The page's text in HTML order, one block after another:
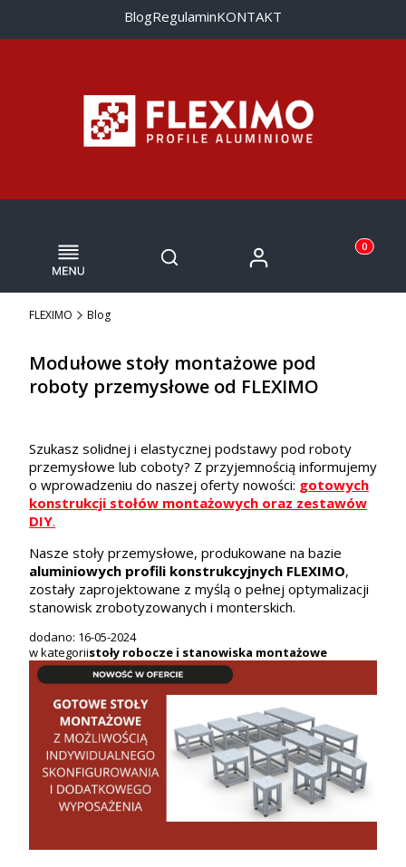
BlogRegulaminKONTAKT
Menu Otwórz wyszukiwarkę
Szukaj Zaloguj się Produkty
Koszyk
FLEXIMO Blog
Modułowe stoły montażowe pod
roboty przemysłowe od FLEXIMO
Szukasz solidnej i elastycznej podstawy pod roboty
przemysłowe lub coboty? Z przyjemnością informujemy
o wprowadzeniu do naszej oferty nowości: gotowych
konstrukcji stołów montażowych oraz zestawów
DIY.
Nasze stoły przemysłowe, produkowane na bazie
aluminiowych profili konstrukcyjnych FLEXIMO,
zostały zaprojektowane z myślą o pełnej optymalizacji
stanowisk zrobotyzowanych i monterskich.
dodano: 16-05-2024
w kategoriistoły robocze i stanowiska montażowe